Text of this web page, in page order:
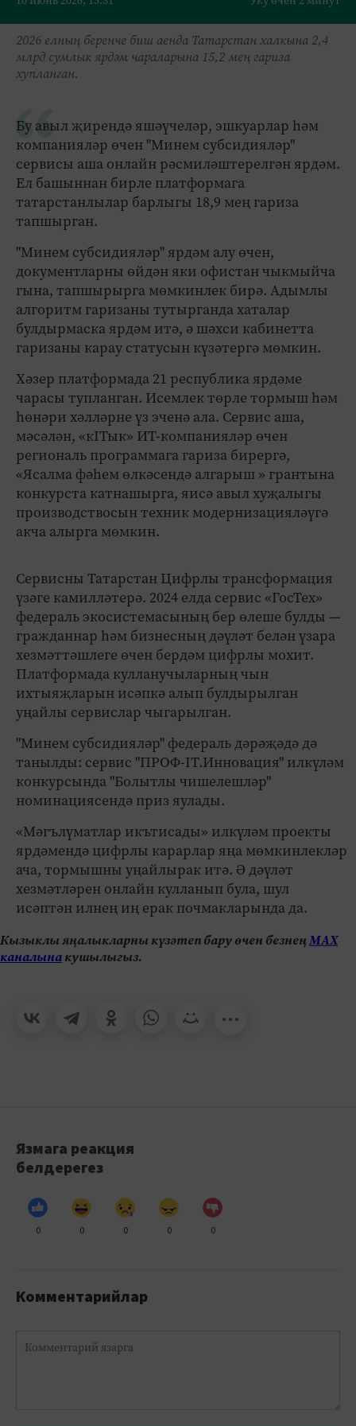
2026 елның беренче биш аенда Татарстан халкына 2,4
млрд сумлык ярдәм чараларына 15,2 мең гариза
хупланган.
Бу авыл җирендә яшәүчеләр, эшкуарлар һәм
компанияләр өчен "Минем субсидияләр"
сервисы аша онлайн рәсмиләштерелгән ярдәм.
Ел башыннан бирле платформага
татарстанлылар барлыгы 18,9 мең гариза
тапшырган.
"Минем субсидияләр" ярдәм алу өчен,
документларны өйдән яки офистан чыкмыйча
гына, тапшырырга мөмкинлек бирә. Адымлы
алгоритм гаризаны тутырганда хаталар
булдырмаска ярдәм итә, ә шәхси кабинетта
гаризаны карау статусын күзәтергә мөмкин.
Хәзер платформада 21 республика ярдәме
чарасы тупланган. Исемлек төрле тормыш һәм
һөнәри хәлләрне үз эченә ала. Сервис аша,
мәсәлән, «кIТык» ИТ-компанияләр өчен
региональ программага гариза бирергә,
«Ясалма фәһем өлкәсендә алгарыш » грантына
конкурста катнашырга, яисә авыл хуҗалыгы
производствосын техник модернизацияләүгә
акча алырга мөмкин.
Сервисны Татарстан Цифрлы трансформация
үзәге камилләтерә. 2024 елда сервис «ГосТех»
федераль экосистемасының бер өлеше булды —
гражданнар һәм бизнесның дәүләт белән үзара
хезмәттәшлеге өчен бердәм цифрлы мохит.
Платформада кулланучыларның чын
ихтыяҗларын исәпкә алып булдырылган
уңайлы сервислар чыгарылган.
"Минем субсидияләр" федераль дәрәҗәдә дә
танылды: сервис "ПРОФ-IT.Инновация" илкүләм
конкурсында "Болытлы чишелешләр"
номинациясендә приз яулады.
«Мәгълүматлар икътисады» илкүләм проекты
ярдәмендә цифрлы карарлар яңа мөмкинлекләр
ача, тормышны уңайлырак итә. Ә дәүләт
хезмәтләрен онлайн кулланып була, шул
исәптән илнең иң ерак почмакларында да.
Кызыклы яңалыкларны күзәтеп бару өчен безнеңМАХ
каналынакушылыгыз.
Язмага реакция
белдерегез
0 0 0 0 0
Комментарийлар